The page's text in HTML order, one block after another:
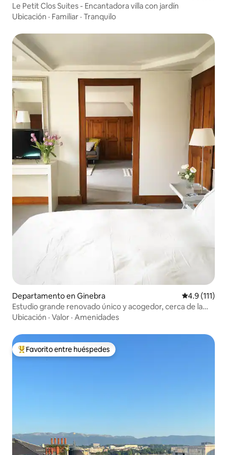
Le Petit Clos Suites - Encantadora villa con jardín
Ubicación · Familiar · Tranquilo
Departamento en Ginebra Calificación
4.9 (111)
Estudio grande renovado único y acogedor, cerca de la
ONU
Ubicación · Valor · Amenidades
De los mejores en Favorito entre huéspedes
Favorito entre huéspedes